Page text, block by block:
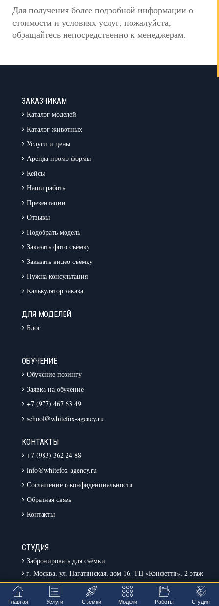
Для получения более подробной информации о
стоимости и условиях услуг, пожалуйста,
обращайтесь непосредственно к менеджерам.
ЗАКАЗЧИКАМ
Каталог моделей
Каталог животных
Услуги и цены
Аренда промо формы
Кейсы
Наши работы
Презентации
Отзывы
Подобрать модель
Заказать фото съёмку
Заказать видео съёмку
Нужна консультация
Калькулятор заказа
ДЛЯ МОДЕЛЕЙ
Блог
ОБУЧЕНИЕ
Обучение позингу
Заявка на обучение
+7 (977) 467 63 49
school@whitefox-agency.ru
КОНТАКТЫ
+7 (983) 362 24 88
info@whitefox-agency.ru
Соглашение о конфиденциальности
Обратная связь
Контакты
СТУДИЯ
Забронировать для съёмки
г. Москва, ул. Нагатинская, дом 16, ТЦ «Конфетти», 2 этаж
Главная Услуги Съёмки Модели Работы Студия